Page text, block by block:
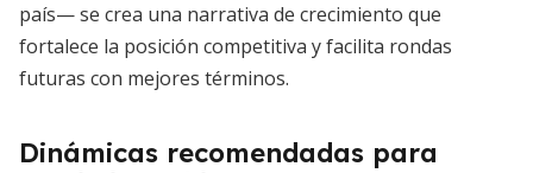
país— se crea una narrativa de crecimiento que
fortalece la posición competitiva y facilita rondas
futuras con mejores términos.
Dinámicas recomendadas para